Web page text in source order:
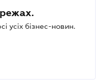
усіх бізнес-новин.